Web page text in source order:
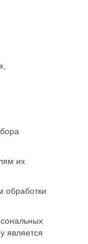
их
обработки
является